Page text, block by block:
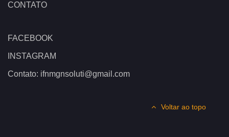
CONTATO
FACEBOOK
INSTAGRAM
Contato: ifnmgnsoluti@gmail.com
Voltar ao topo